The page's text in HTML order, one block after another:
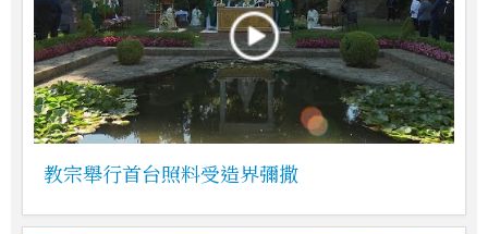
教宗舉行首台照料受造界彌撒